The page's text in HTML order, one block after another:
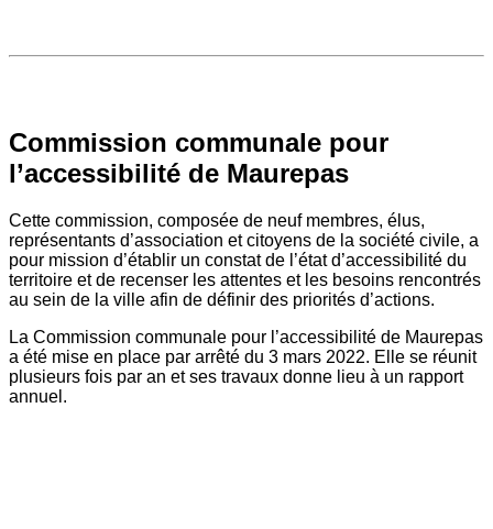
Commission communale pour
l’accessibilité de Maurepas
Cette commission, composée de neuf membres, élus,
représentants d’association et citoyens de la société civile, a
pour mission d’établir un constat de l’état d’accessibilité du
territoire et de recenser les attentes et les besoins rencontrés
au sein de la ville afin de définir des priorités d’actions.
La Commission communale pour l’accessibilité de Maurepas
a été mise en place par arrêté du 3 mars 2022. Elle se réunit
plusieurs fois par an et ses travaux donne lieu à un rapport
annuel.